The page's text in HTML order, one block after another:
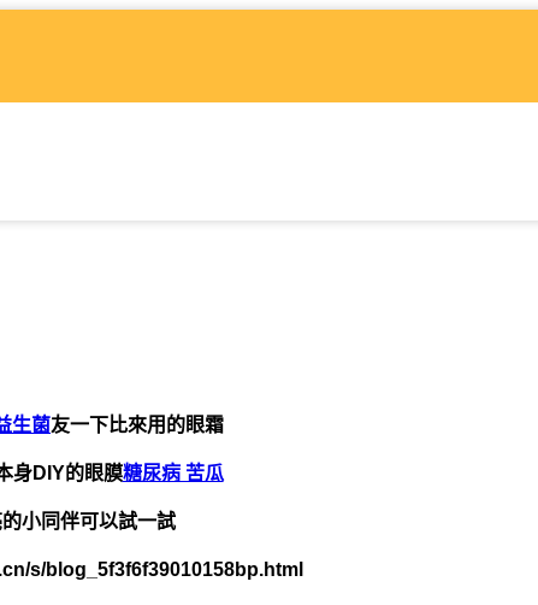
生菌友一下比來用的眼霜
身DIY的眼膜糖尿病 苦瓜
小同伴可以試一試
s/blog_5f3f6f39010158bp.html